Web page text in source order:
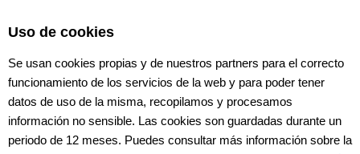
Uso de cookies
Se usan cookies propias y de nuestros partners para el correcto
funcionamiento de los servicios de la web y para poder tener
datos de uso de la misma, recopilamos y procesamos
información no sensible. Las cookies son guardadas durante un
periodo de 12 meses. Puedes consultar más información sobre la